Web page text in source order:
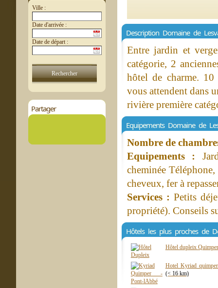
Ville :
Date d'arrivée :
Date de départ :
Partager
Description Domaine de
Entre jardin et
catégorie, 2
hôtel de charme. 10
vous attendent dans
rivière première
Equipements Domaine de
Nombre de
Equipements :
cheminée
cheveux, fer à
Services : Petits
propriété). Conseils
Hôtels les plus proches de
Hôtel dupleix
Hotel Kyriad
(< 16 km)